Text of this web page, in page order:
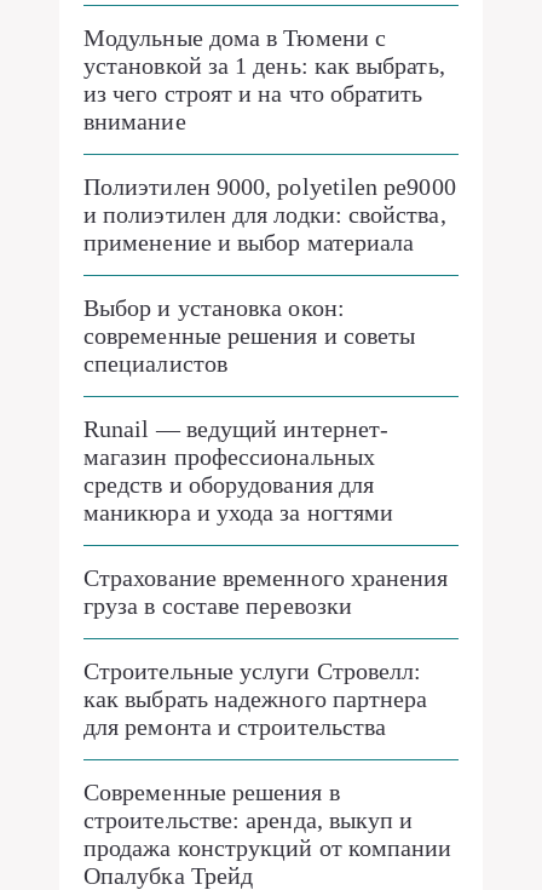
Модульные дома в Тюмени с
установкой за 1 день: как выбрать,
из чего строят и на что обратить
внимание
Полиэтилен 9000, polyetilen pe9000
и полиэтилен для лодки: свойства,
применение и выбор материала
Выбор и установка окон:
современные решения и советы
специалистов
Runail — ведущий интернет-
магазин профессиональных
средств и оборудования для
маникюра и ухода за ногтями
Страхование временного хранения
груза в составе перевозки
Строительные услуги Стровелл:
как выбрать надежного партнера
для ремонта и строительства
Современные решения в
строительстве: аренда, выкуп и
продажа конструкций от компании
Опалубка Трейд